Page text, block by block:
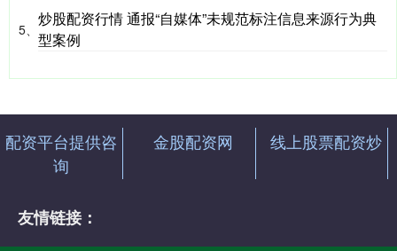
5、
炒股配资行情 通报“自媒体”未规范标注信息来源行为典
型案例
配资平台提供咨
询
金股配资网 线上股票配资炒
友情链接：